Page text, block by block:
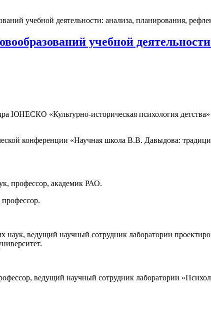
учебной деятельности: анализа, планирования,
учебной
ЮНЕСКО «Культурно-историческая психология
конференции «Научная школа В.В. Давыдова:
профессор, академик РАО.
ведущий научный сотрудник лаборатории
ведущий научный сотрудник лаборатории